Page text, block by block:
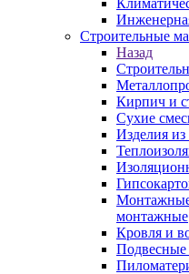
Строительные
Назад
Кирпич и
Сухие
Изделия из
монтажные
Кровля и
Подвесные